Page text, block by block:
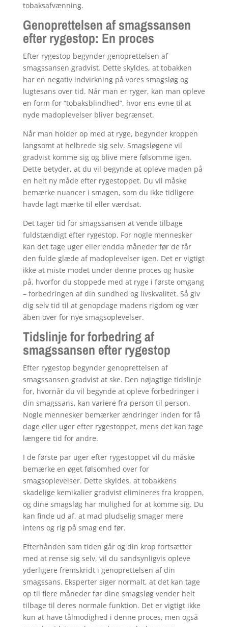
tobaksafvænning.
Genoprettelsen af smagssansen
efter rygestop: En proces
Efter rygestop begynder genoprettelsen af
smagssansen gradvist. Dette skyldes, at tobakken
har en negativ indvirkning på vores smagsløg og
lugtesans over tid. Når man er ryger, kan man opleve
en form for “tobaksblindhed”, hvor ens evne til at
nyde madoplevelser bliver begrænset.
Når man holder op med at ryge, begynder kroppen
langsomt at helbrede sig selv. Smagsløgene vil
gradvist komme sig og blive mere følsomme igen.
Dette betyder, at du vil begynde at opleve maden på
en helt ny måde efter rygestoppet. Du vil måske
bemærke nuancer i smagen, som du ikke tidligere
havde lagt mærke til eller værdsat.
Det tager tid for smagssansen at vende tilbage
fuldstændigt efter rygestop. For nogle mennesker
kan det tage uger eller endda måneder før de får
den fulde glæde af madoplevelser igen. Det er vigtigt
ikke at miste modet under denne proces og huske
på, hvorfor du stoppede med at ryge i første omgang
– forbedringen af din sundhed og livskvalitet. Så giv
dig selv tid til at genopdage madens rigdom og vær
åben over for nye smagsoplevelser.
Tidslinje for forbedring af
smagssansen efter rygestop
Efter rygestop begynder genoprettelsen af ​​
smagssansen gradvist at ske. Den nøjagtige tidslinje
for, hvornår du vil begynde at opleve forbedringer i
din smagssans, kan variere fra person til person.
Nogle mennesker bemærker ændringer inden for få
dage eller uger efter rygestoppet, mens det kan tage
længere tid for andre.
I de første par uger efter rygestoppet vil du måske
bemærke en øget følsomhed over for
smagsoplevelser. Dette skyldes, at tobakkens
skadelige kemikalier gradvist elimineres fra kroppen,
og dine smagsløg har mulighed for at komme sig. Du
kan finde ud af, at mad pludselig smager mere
intens og rig på smag end før.
Efterhånden som tiden går og din krop fortsætter
med at rense sig selv, vil du sandsynligvis opleve
yderligere fremskridt i genoprettelsen af ​​din
smagssans. Eksperter siger normalt, at det kan tage
op til flere måneder før dine smagsløg vender helt
tilbage til deres normale funktion. Det er vigtigt ikke
kun at have tålmodighed i denne proces, men også